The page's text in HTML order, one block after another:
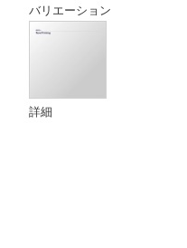
バリエーション
詳細